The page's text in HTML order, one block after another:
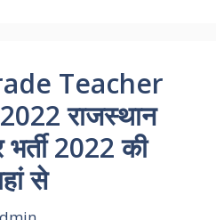
Teacher
राजस्थान
2022 की
से